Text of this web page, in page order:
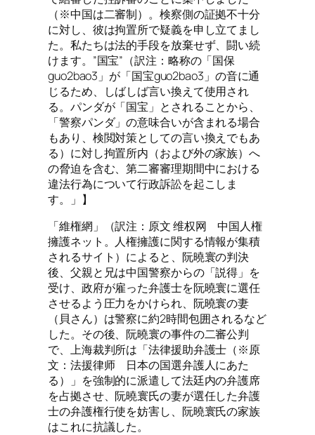
（※中国は二審制）。検察側の証拠不十分
に対し、彼は拘置所で疑義を申し立てまし
た。私たちは法的手段を放棄せず、闘い続
けます。”国宝”（訳注：略称の「国保
guo2bao3」が「国宝guo2bao3」の音に通
じるため、しばしば言い換えて使用され
る。パンダが「国宝」とされることから、
「警察パンダ」の意味合いが含まれる場合
もあり、検閲対策としての言い換えでもあ
る）に対し拘置所内（および外の家族）へ
の脅迫を含む、第二審審理期間中における
違法行為について行政訴訟を起こしま
す。」】
「維権網」（訳注：原文 维权网 中国人権
擁護ネット。人権擁護に関する情報が集積
されるサイト）によると、阮曉寰の判決
後、父親と兄は中国警察からの「説得」を
受け、政府が雇った弁護士を阮曉寰に選任
させるよう圧力をかけられ、阮曉寰の妻
（貝さん）は警察に約2時間包囲されるなど
した。その後、阮曉寰の事件の二審公判
で、上海裁判所は「法律援助弁護士（※原
文：法援律师 日本の国選弁護人にあた
る）」を強制的に派遣して法廷内の弁護席
を占拠させ、阮曉寰氏の妻が選任した弁護
士の弁護権行使を妨害し、阮曉寰氏の家族
はこれに抗議した。